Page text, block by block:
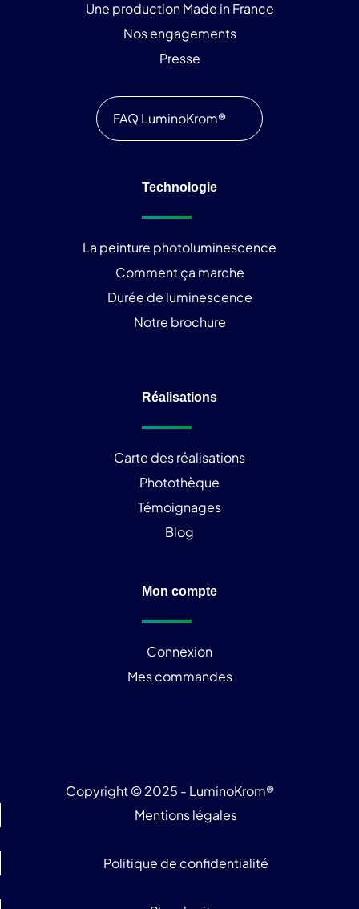
Une production Made in France
Nos engagements
Presse
FAQ LuminoKrom®
Technologie
La peinture photoluminescence
Comment ça marche
Durée de luminescence
Notre brochure
Réalisations
Carte des réalisations
Photothèque
Témoignages
Blog
Mon compte
Connexion
Mes commandes
Copyright © 2025 - LuminoKrom®
Mentions légales
Politique de confidentialité